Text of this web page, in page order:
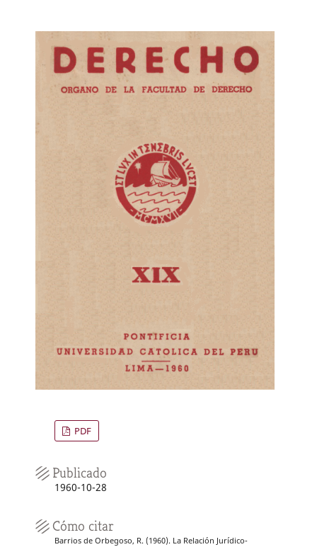
PDF
Publicado
1960-10-28
Cómo citar
Barrios de Orbegoso, R. (1960). La Relación Jurídico-